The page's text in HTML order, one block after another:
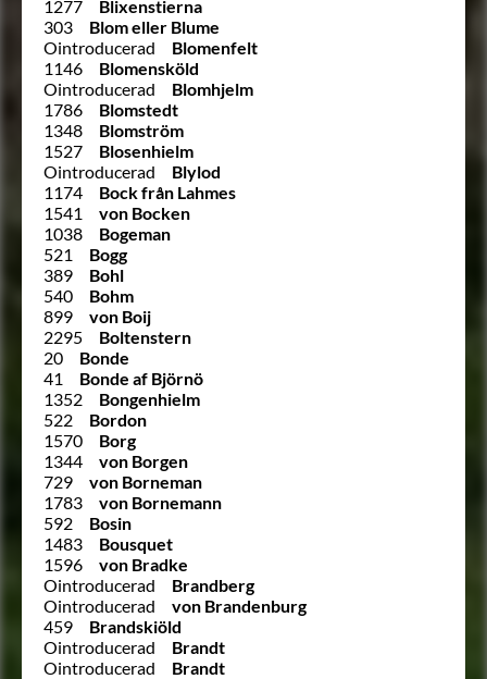
1277
Blixenstierna
303
Blom eller Blume
Ointroducerad
Blomenfelt
1146
Blomensköld
Ointroducerad
Blomhjelm
1786
Blomstedt
1348
Blomström
1527
Blosenhielm
Ointroducerad
Blylod
1174
Bock från Lahmes
1541
von Bocken
1038
Bogeman
521
Bogg
389
Bohl
540
Bohm
899
von Boij
2295
Boltenstern
20
Bonde
41
Bonde af Björnö
1352
Bongenhielm
522
Bordon
1570
Borg
1344
von Borgen
729
von Borneman
1783
von Bornemann
592
Bosin
1483
Bousquet
1596
von Bradke
Ointroducerad
Brandberg
Ointroducerad
von Brandenburg
459
Brandskiöld
Ointroducerad
Brandt
Ointroducerad
Brandt